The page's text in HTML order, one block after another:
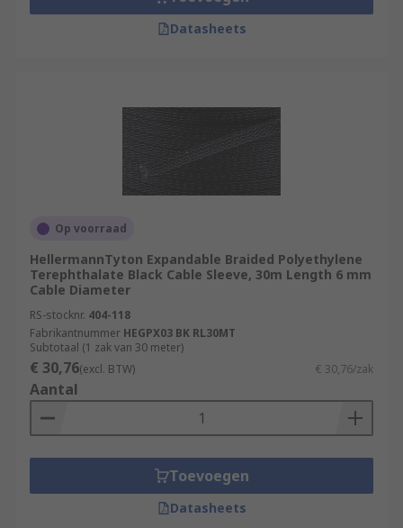
Datasheets
Op voorraad
HellermannTyton Expandable Braided Polyethylene
Terephthalate Black Cable Sleeve, 30m Length 6 mm
Cable Diameter
RS-stocknr. 404-118
Fabrikantnummer HEGPX03 BK RL30MT
Subtotaal (1 zak van 30 meter)
€ 30,76(excl. BTW) € 30,76/zak
Aantal
Toevoegen
Datasheets